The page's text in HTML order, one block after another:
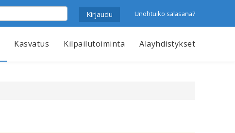
Unohtuiko salasana?
Kasvatus Kilpailutoiminta Alayhdistykset